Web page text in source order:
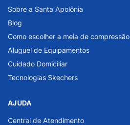
Sobre a Santa Apolônia
Blog
Como escolher a meia de compressão
Aluguel de Equipamentos
Cuidado Domiciliar
Tecnologias Skechers
AJUDA
Central de Atendimento